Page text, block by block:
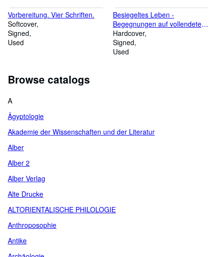
Exkurse, Ergänzungen und
Anlagen.
Vorbereitung. Vier Schriften.
Softcover
Signed
Used
Besiegeltes Leben -
Begegnungen auf vollendeten
Wegen. Gerhart Hauptmann,
Ulrich von Hassell, Albrecht
Haushofer. Drei
Hardcover
Signed
Used
Browse catalogs
A
Ägyptologie
Akademie der Wissenschaften und der Literatur
Alber
Alber 2
Alber Verlag
Alte Drucke
ALTORIENTALISCHE PHILOLOGIE
Anthroposophie
Antike